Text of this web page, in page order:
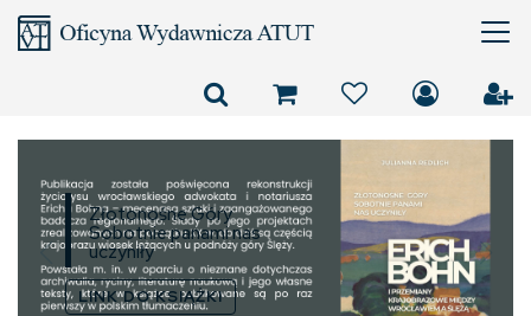
Złotonośne Góry
Sobotnie panami nas
uczyniły
LINK DO KSIĄŻKI